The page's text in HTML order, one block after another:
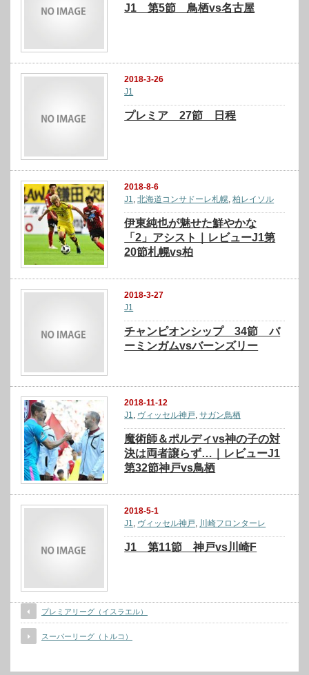
J1 第5節 鳥栖vs名古屋
2018-3-26
J1
プレミア 27節 日程
2018-8-6
J1,北海道コンサドーレ札幌,柏レイソル
伊東純也が魅せた鮮やかな
「2」アシスト｜レビューJ1第
20節札幌vs柏
2018-3-27
J1
チャンピオンシップ 34節 バ
ーミンガムvsバーンズリー
2018-11-12
J1, ヴィッセル神戸,サガン鳥栖
魔術師＆ポルディvs神の子の対
決は両者譲らず…｜レビューJ1
第32節神戸vs鳥栖
2018-5-1
J1
ヴィッセル神戸 川崎フロンターレ
J1 第11節 神戸vs川崎F
プレミアリーグ（イスラエル）
スーパーリーグ（トルコ）